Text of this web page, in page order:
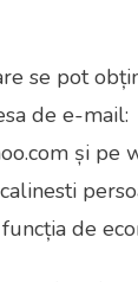
se pot
de e-mail:
și pe
de